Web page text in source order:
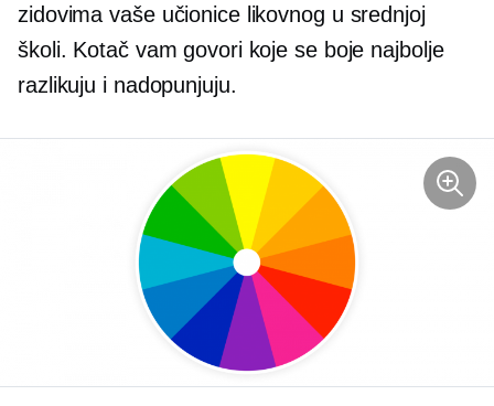
zidovima vaše učionice likovnog u srednjoj
školi. Kotač vam govori koje se boje najbolje
razlikuju i nadopunjuju.